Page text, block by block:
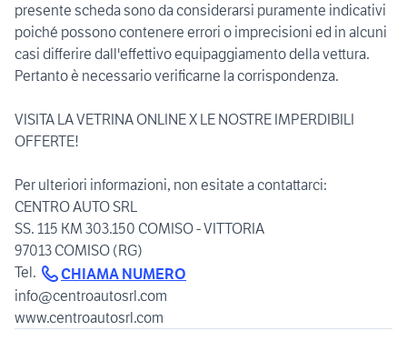
presente scheda sono da considerarsi puramente indicativi
poiché possono contenere errori o imprecisioni ed in alcuni
casi differire dall'effettivo equipaggiamento della vettura.
Pertanto è necessario verificarne la corrispondenza.
VISITA LA VETRINA ONLINE X LE NOSTRE IMPERDIBILI
OFFERTE!
Per ulteriori informazioni, non esitate a contattarci:
CENTRO AUTO SRL
SS. 115 KM 303.150 COMISO - VITTORIA
97013 COMISO (RG)
Tel.
CHIAMA NUMERO
info@centroautosrl.com
www.centroautosrl.com